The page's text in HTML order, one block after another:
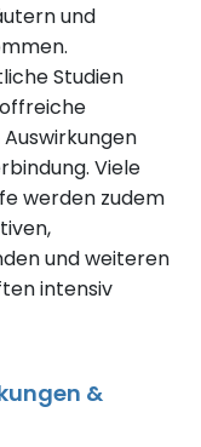
und
Studien
Viele
werden zudem
und weiteren
intensiv
&